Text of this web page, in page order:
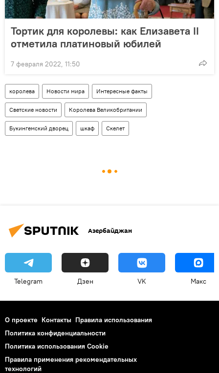
Тортик для королевы: как Елизавета II
отметила платиновый юбилей
7 февраля 2022, 11:50
королева Новости мира Интересные факты
Светские новости Королева Великобритании
Букингемский дворец шкаф Скелет
Азербайджан
Telegram Дзен VK Макс
О проекте Контакты Правила использования
Политика конфиденциальности
Политика использования Cookie
Правила применения рекомендательных
технологий